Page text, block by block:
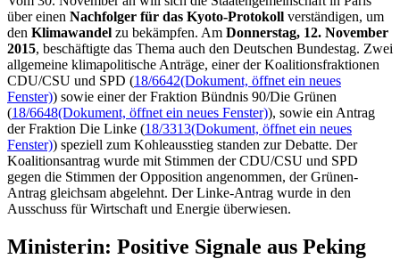
über einen Nachfolger für das Kyoto-Protokoll verständigen, um
den Klimawandel zu bekämpfen. Am Donnerstag, 12. November
2015, beschäftigte das Thema auch den Deutschen Bundestag. Zwei
allgemeine klimapolitische Anträge, einer der Koalitionsfraktionen
CDU/CSU und SPD (18/6642(Dokument, öffnet ein neues
Fenster)) sowie einer der Fraktion Bündnis 90/Die Grünen
(18/6648(Dokument, öffnet ein neues Fenster)), sowie ein Antrag
der Fraktion Die Linke (18/3313(Dokument, öffnet ein neues
Fenster)) speziell zum Kohleausstieg standen zur Debatte. Der
Koalitionsantrag wurde mit Stimmen der CDU/CSU und SPD
gegen die Stimmen der Opposition angenommen, der Grünen-
Antrag gleichsam abgelehnt. Der Linke-Antrag wurde in den
Ausschuss für Wirtschaft und Energie überwiesen.
Ministerin: Positive Signale aus Peking